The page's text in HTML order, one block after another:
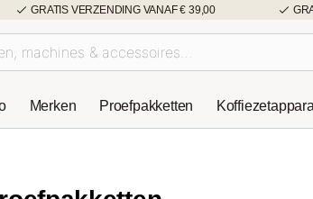
GRATIS VERZENDING VANAF € 39,00
Merken Proefpakketten